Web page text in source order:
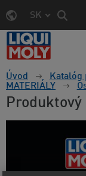
SK
Úvod
MATERIÁLY
Produktový